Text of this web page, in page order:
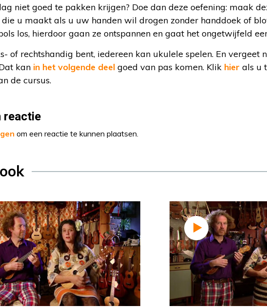
niet goed te pakken krijgen? Doe dan deze oefening: maak
u maakt als u uw handen wil drogen zonder handdoek of
los, hierdoor gaan ze ontspannen en gaat het ongetwijfeld
of rechtshandig bent, iedereen kan ukulele spelen. En vergeet
kan in het volgende deel goed van pas komen. Klik hier als u
de cursus.
reactie
om een reactie te kunnen plaatsen.